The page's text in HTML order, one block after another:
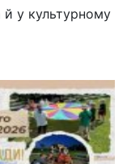
у культурному